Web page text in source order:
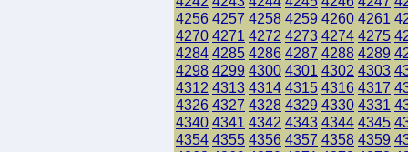
4256 4257 4258 4259 4260 4261
4270 4271 4272 4273 4274 4275
4284 4285 4286 4287 4288 4289
4298 4299 4300 4301 4302 4303
4312 4313 4314 4315 4316 4317
4326 4327 4328 4329 4330 4331
4340 4341 4342 4343 4344 4345
4354 4355 4356 4357 4358 4359